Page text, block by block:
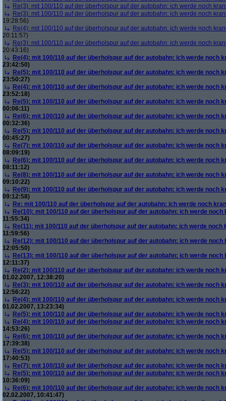
Re(3): mit 100/110 auf der überholspur auf der autobahn: ich werde noch
Re(3): mit 100/110 auf der überholspur auf der autobahn: ich werde noch
19:28:56)
Re(4): mit 100/110 auf der überholspur auf der autobahn: ich werde noch
20:11:57)
Re(3): mit 100/110 auf der überholspur auf der autobahn: ich werde noch
20:43:16)
Re(4): mit 100/110 auf der überholspur auf der autobahn: ich werde noch
23:42:50)
Re(5): mit 100/110 auf der überholspur auf der autobahn: ich werde noch
23:50:27)
Re(4): mit 100/110 auf der überholspur auf der autobahn: ich werde noch
23:52:18)
Re(5): mit 100/110 auf der überholspur auf der autobahn: ich werde noch
00:06:11)
Re(6): mit 100/110 auf der überholspur auf der autobahn: ich werde noch
00:32:36)
Re(5): mit 100/110 auf der überholspur auf der autobahn: ich werde noch
00:45:27)
Re(7): mit 100/110 auf der überholspur auf der autobahn: ich werde noch
08:09:19)
Re(6): mit 100/110 auf der überholspur auf der autobahn: ich werde noch
08:11:12)
Re(8): mit 100/110 auf der überholspur auf der autobahn: ich werde noch
09:10:22)
Re(9): mit 100/110 auf der überholspur auf der autobahn: ich werde noch
09:12:58)
Re: mit 100/110 auf der überholspur auf der autobahn: ich werde noch
Re(10): mit 100/110 auf der überholspur auf der autobahn: ich werde noch
11:55:34)
Re(11): mit 100/110 auf der überholspur auf der autobahn: ich werde noch
11:59:56)
Re(12): mit 100/110 auf der überholspur auf der autobahn: ich werde noch
12:05:50)
Re(13): mit 100/110 auf der überholspur auf der autobahn: ich werde noch
12:11:37)
Re(2): mit 100/110 auf der überholspur auf der autobahn: ich werde noch
01.02.2007, 12:38:20)
Re(3): mit 100/110 auf der überholspur auf der autobahn: ich werde noch
12:56:22)
Re(4): mit 100/110 auf der überholspur auf der autobahn: ich werde noch
01.02.2007, 13:23:34)
Re(5): mit 100/110 auf der überholspur auf der autobahn: ich werde noch
Re(4): mit 100/110 auf der überholspur auf der autobahn: ich werde noch
14:53:26)
Re(6): mit 100/110 auf der überholspur auf der autobahn: ich werde noch
17:39:38)
Re(5): mit 100/110 auf der überholspur auf der autobahn: ich werde noch
17:40:53)
Re(7): mit 100/110 auf der überholspur auf der autobahn: ich werde noch
Re(5): mit 100/110 auf der überholspur auf der autobahn: ich werde noch
10:36:09)
Re(6): mit 100/110 auf der überholspur auf der autobahn: ich werde noch
02.02.2007, 10:41:47)